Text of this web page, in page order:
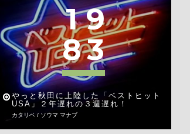
1 9
83
やっと秋田に上陸した「ベストヒット
USA」２年遅れの３週遅れ！
カタリベ / ソウマ マナブ